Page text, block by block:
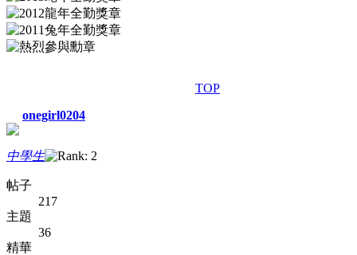
TOP
onegirl0204
中學生
帖子
217
主題
36
精華